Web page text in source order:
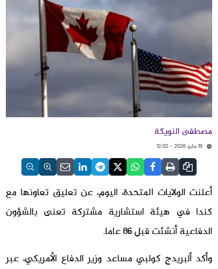
مصطفى النويكة
19 مايو 2026 - 12:02
أعلنت الولايات المتحدة، اليوم، عن تعليق تعاونها مع
كندا في هيئة استشارية مشتركة تعنى بالشؤون
الدفاعية أنشئت قبل 86 عاما.
وأكد ألبريدج كولبي مساعد وزير الدفاع الأمريكي، عبر